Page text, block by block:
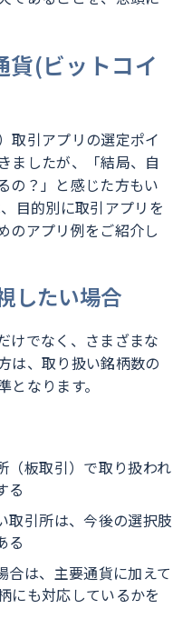
貨(ビットコイ
取引アプリの選定ポイ
ましたが、「結局、自
の？」と感じた方もい
目的別に取引アプリを
のアプリ例をご紹介し
したい場合
けでなく、さまざまな
は、取り扱い銘柄数の
なります。
（板取引）で取り扱われ
る
取引所は、今後の選択肢
る
合は、主要通貨に加えて
にも対応しているかを